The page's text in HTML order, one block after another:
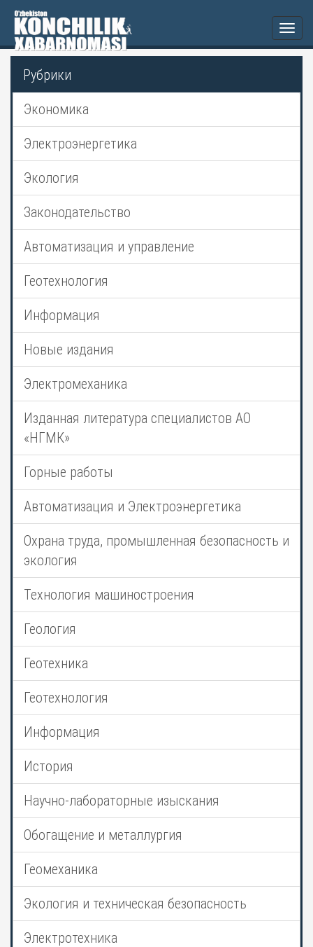
Рубрики
Экономика
Электроэнергетика
Экология
Законодательство
Автоматизация и управление
Геотехнология
Информация
Новые издания
Электромеханика
Изданная литература специалистов АО
«НГМК»
Горные работы
Автоматизация и Электроэнергетика
Охрана труда, промышленная безопасность и
экология
Технология машиностроения
Геология
Геотехника
Геотехнология
Информация
История
Научно-лабораторные изыскания
Обогащение и металлургия
Геомеханика
Экология и техническая безопасность
Электротехника